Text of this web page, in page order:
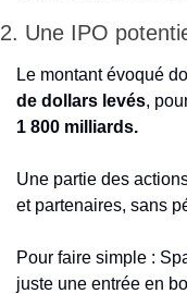
2. Une IPO
Le montant évoqué
de dollars levés
1 800 milliards.
Une partie des
et partenaires, sans
Pour faire simple :
juste une entrée en